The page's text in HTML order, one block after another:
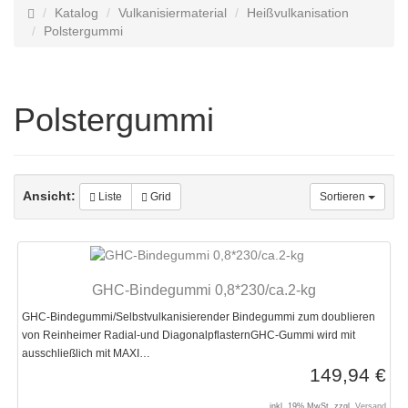
Katalog Vulkanisiermaterial
Heißvulkanisation
Polstergummi
Polstergummi
Ansicht: Liste Grid Sortieren
GHC-Bindegummi 0,8*230/ca.2-kg
GHC-Bindegummi/Selbstvulkanisierender Bindegummi zum doublieren
von Reinheimer Radial-und DiagonalpflasternGHC-Gummi wird mit
ausschließlich mit MAXI…
149,94 €